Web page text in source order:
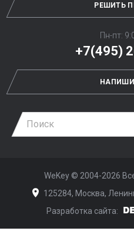
РЕШИТЬ
Пн-пт:
+7(495)
WeKey © 2004-2026
125284, Москва,
Разработка сайта: